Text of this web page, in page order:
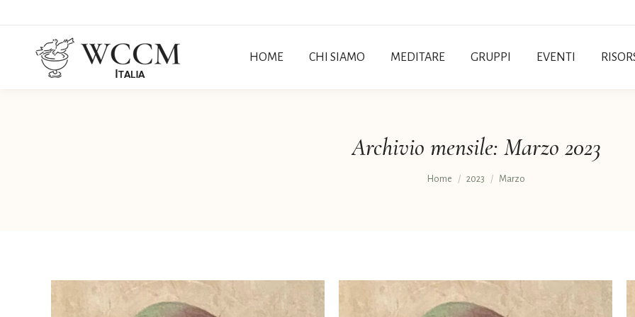
HOME CHI SIAMO MEDITARE GRUPPI EVENTI
Archivio mensile: Marzo 2023
Tu sei qui:
Home 2023 Marzo